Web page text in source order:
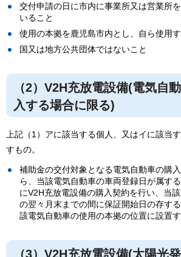
交付申請の日に市内に事業所又は営業所
いること
使用の本拠を鹿児島市内とし、自ら使用
国又は地方公共団体ではないこと
（2）V2H充放電設備(電気自
入する場合に限る)
上記（1）アに該当する個人、又はイに該当
すもの。
補助金の交付対象となる電気自動車の購
ら、当該電気自動車の車両登録日が属す
にV2H充放電設備の購入契約を行い、当
の翌々月末までの間に保証開始日の存す
該電気自動車の使用の本拠の位置に設置
（3）V2H充放電設備(太陽光